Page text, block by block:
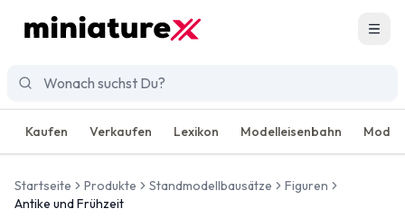
Menü
Kaufen Verkaufen Lexikon Modelleisenbahn
Startseite Produkte Standmodellbausätze
Figuren
Antike und Frühzeit